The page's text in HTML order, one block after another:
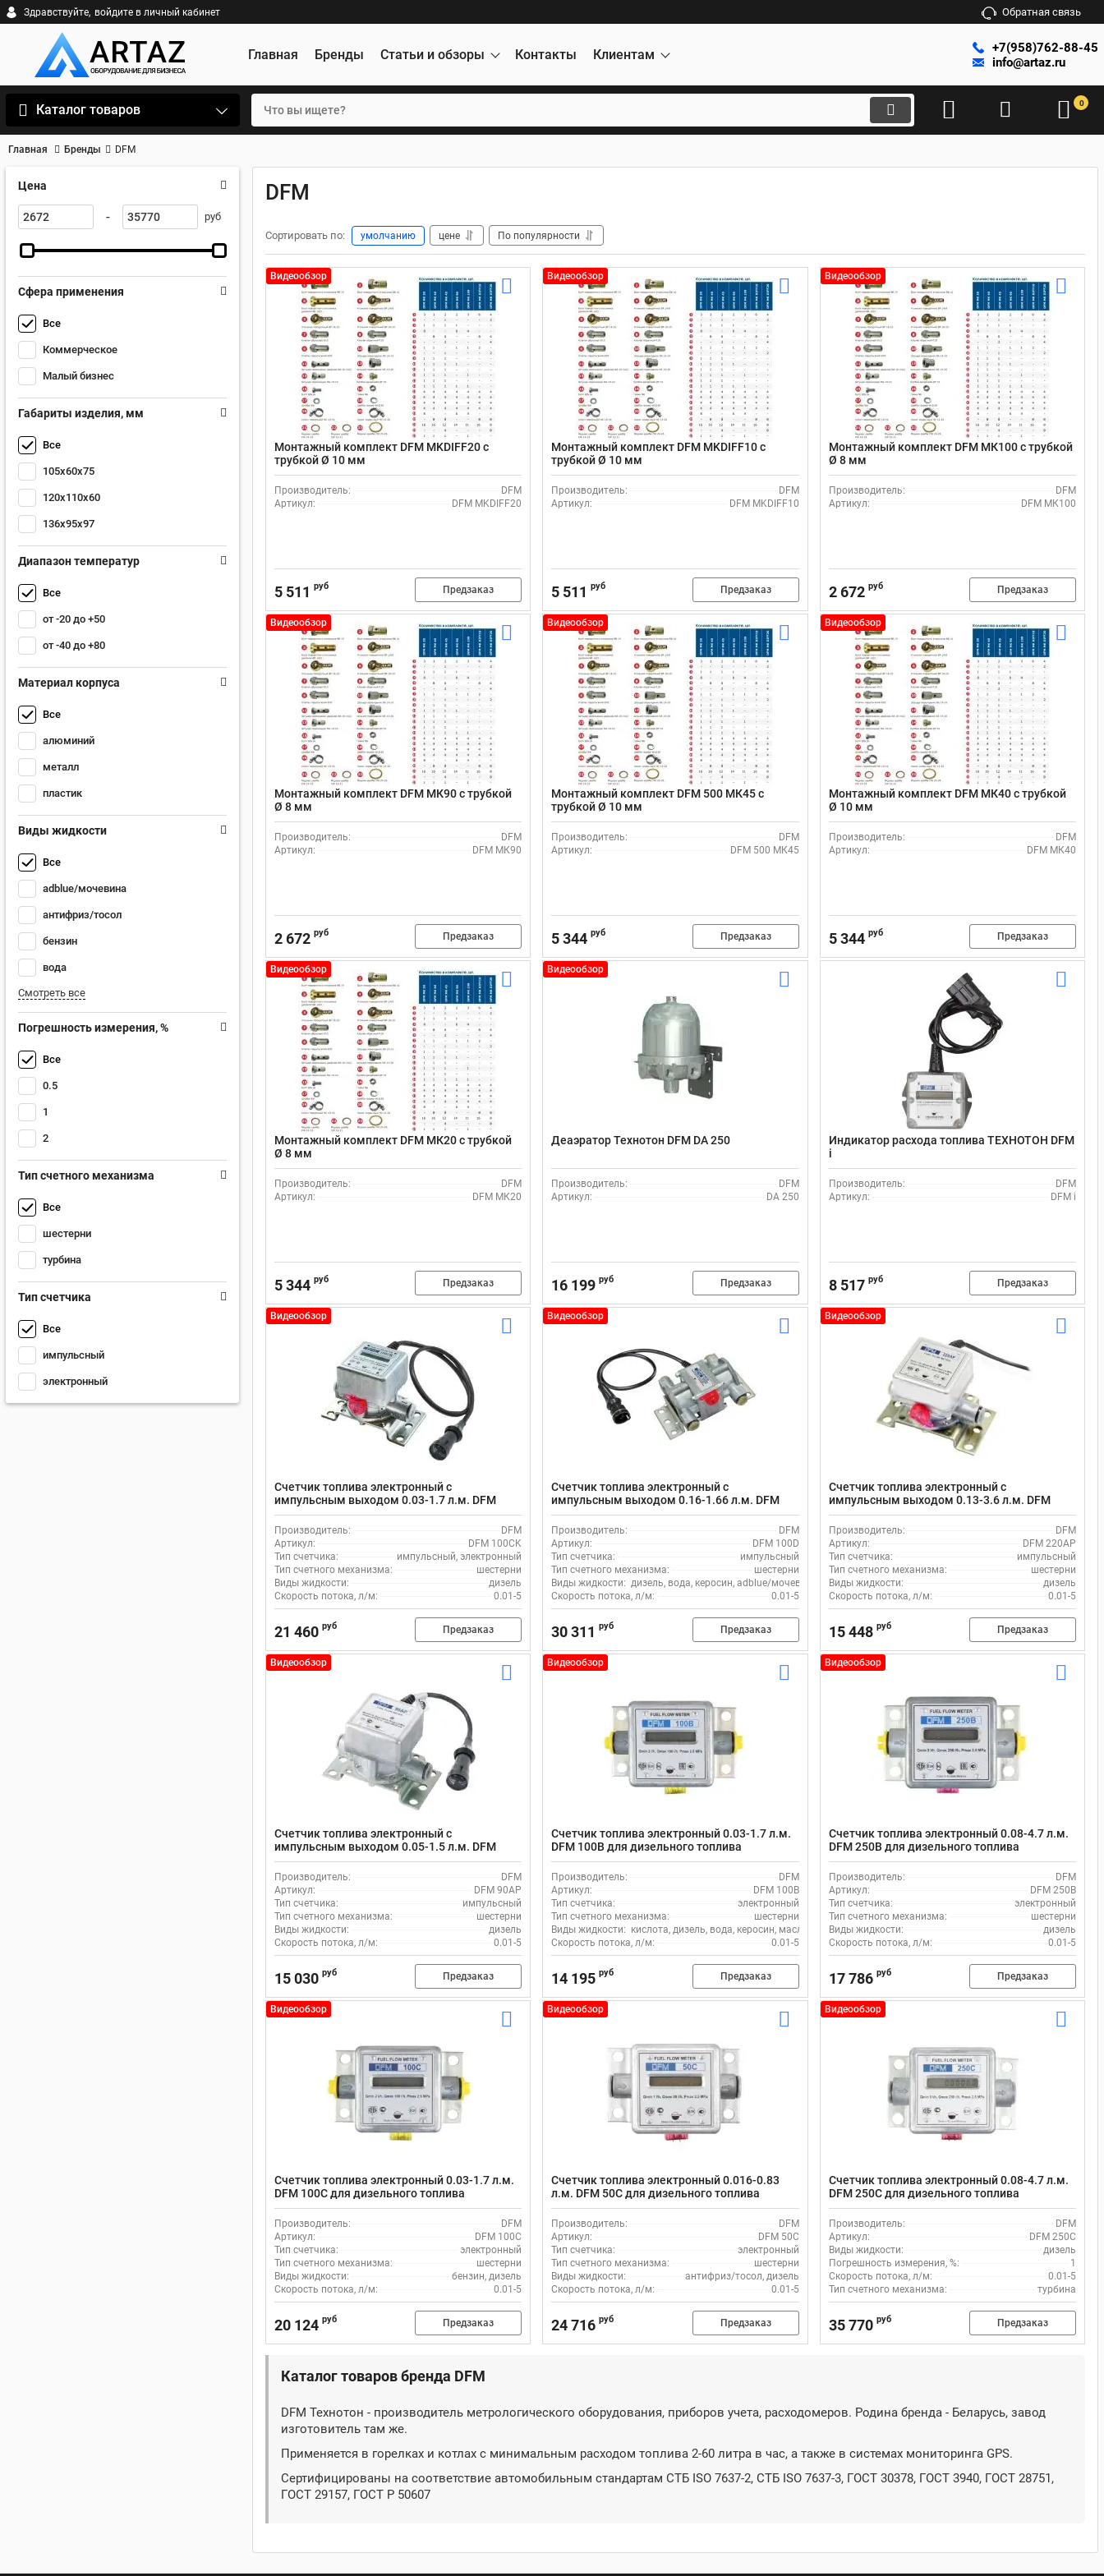
Здравствуйте, войдите в личный кабинет Обратная связь
Главная Бренды Статьи и обзоры Контакты Клиентам
+7(958)762-88-45
info@artaz.ru
Каталог товаров 0
Главная Бренды DFM
Цена
- руб
Сфера применения
Все
Коммерческое
Малый бизнес
Габариты изделия, мм
Все
105x60x75
120x110x60
136x95x97
Диапазон температур
Все
от -20 до +50
от -40 до +80
Материал корпуса
Все
алюминий
металл
пластик
Виды жидкости
Все
adblue/мочевина
антифриз/тосол
бензин
вода
Смотреть все
Погрешность измерения, %
Все
0.5
1
2
Тип счетного механизма
Все
шестерни
турбина
Тип счетчика
Все
импульсный
электронный
DFM
Сортировать по: умолчанию цене По популярности
Видеообзор
Монтажный комплект DFM MKDIFF20 с
трубкой Ø 10 мм
Производитель:
DFM
Артикул:
DFM MKDIFF20
5 511 руб Предзаказ
Видеообзор
Монтажный комплект DFM MKDIFF10 с
трубкой Ø 10 мм
Производитель:
DFM
Артикул:
DFM MKDIFF10
5 511 руб Предзаказ
Видеообзор
Монтажный комплект DFM МК100 с трубкой
Ø 8 мм
Производитель:
DFM
Артикул:
DFM МК100
2 672 руб Предзаказ
Видеообзор
Монтажный комплект DFM МК90 с трубкой
Ø 8 мм
Производитель:
DFM
Артикул:
DFM МК90
2 672 руб Предзаказ
Видеообзор
Монтажный комплект DFM 500 МК45 с
трубкой Ø 10 мм
Производитель:
DFM
Артикул:
DFM 500 МК45
5 344 руб Предзаказ
Видеообзор
Монтажный комплект DFM МК40 с трубкой
Ø 10 мм
Производитель:
DFM
Артикул:
DFM МК40
5 344 руб Предзаказ
Видеообзор
Монтажный комплект DFM МК20 с трубкой
Ø 8 мм
Производитель:
DFM
Артикул:
DFM МК20
5 344 руб Предзаказ
Видеообзор
Деаэратор Технотон DFM DA 250
Производитель:
DFM
Артикул:
DA 250
16 199 руб Предзаказ
Индикатор расхода топлива ТЕХНОТОН DFM
i
Производитель:
DFM
Артикул:
DFM i
8 517 руб Предзаказ
Видеообзор
Счетчик топлива электронный с
импульсным выходом 0.03-1.7 л.м. DFM
100CK для дизельного топлива
Производитель:
DFM
Артикул:
DFM 100CK
Тип счетчика:
импульсный, электронный
Тип счетного механизма:
шестерни
Виды жидкости:
дизель
Скорость потока, л/м:
0.01-5
21 460 руб Предзаказ
Видеообзор
Счетчик топлива электронный с
импульсным выходом 0.16-1.66 л.м. DFM
100D для дизельного топлива
Производитель:
DFM
Артикул:
DFM 100D
Тип счетчика:
импульсный
Тип счетного механизма:
шестерни
Виды жидкости: дизель, вода, керосин, adblue/мочевина
Скорость потока, л/м:
0.01-5
30 311 руб Предзаказ
Видеообзор
Счетчик топлива электронный с
импульсным выходом 0.13-3.6 л.м. DFM
220AP для дизельного топлива
Производитель:
DFM
Артикул:
DFM 220AP
Тип счетчика:
импульсный
Тип счетного механизма:
шестерни
Виды жидкости:
дизель
Скорость потока, л/м:
0.01-5
15 448 руб Предзаказ
Видеообзор
Счетчик топлива электронный с
импульсным выходом 0.05-1.5 л.м. DFM
90AP для дизельного топлива
Производитель:
DFM
Артикул:
DFM 90AP
Тип счетчика:
импульсный
Тип счетного механизма:
шестерни
Виды жидкости:
дизель
Скорость потока, л/м:
0.01-5
15 030 руб Предзаказ
Видеообзор
Счетчик топлива электронный 0.03-1.7 л.м.
DFM 100B для дизельного топлива
Производитель:
DFM
Артикул:
DFM 100B
Тип счетчика:
электронный
Тип счетного механизма:
шестерни
Виды жидкости: кислота, дизель, вода, керосин, масло, adblue/мочевина, щелочи, химия, моющие жидкости
Скорость потока, л/м:
0.01-5
14 195 руб Предзаказ
Видеообзор
Счетчик топлива электронный 0.08-4.7 л.м.
DFM 250B для дизельного топлива
Производитель:
DFM
Артикул:
DFM 250B
Тип счетчика:
электронный
Тип счетного механизма:
шестерни
Виды жидкости:
дизель
Скорость потока, л/м:
0.01-5
17 786 руб Предзаказ
Видеообзор
Счетчик топлива электронный 0.03-1.7 л.м.
DFM 100C для дизельного топлива
Производитель:
DFM
Артикул:
DFM 100C
Тип счетчика:
электронный
Тип счетного механизма:
шестерни
Виды жидкости:
бензин, дизель
Скорость потока, л/м:
0.01-5
20 124 руб Предзаказ
Видеообзор
Счетчик топлива электронный 0.016-0.83
л.м. DFM 50C для дизельного топлива
Производитель:
DFM
Артикул:
DFM 50C
Тип счетчика:
электронный
Тип счетного механизма:
шестерни
Виды жидкости:
антифриз/тосол, дизель
Скорость потока, л/м:
0.01-5
24 716 руб Предзаказ
Видеообзор
Счетчик топлива электронный 0.08-4.7 л.м.
DFM 250C для дизельного топлива
Производитель:
DFM
Артикул:
DFM 250C
Виды жидкости:
дизель
Погрешность измерения, %:
1
Скорость потока, л/м:
0.01-5
Тип счетного механизма:
турбина
35 770 руб Предзаказ
Каталог товаров бренда DFM
DFM Технотон - производитель метрологического оборудования, приборов учета, расходомеров. Родина бренда - Беларусь, завод
изготовитель там же.
Применяется в горелках и котлах с минимальным расходом топлива 2-60 литра в час, а также в системах мониторинга GPS.
Сертифицированы на соответствие автомобильным стандартам СТБ ISO 7637-2, СТБ ISO 7637-3, ГОСТ 30378, ГОСТ 3940, ГОСТ 28751,
ГОСТ 29157, ГОСТ Р 50607